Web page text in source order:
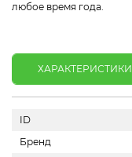
любое время года.
ХАРАКТЕРИСТИКИ
ID
Бренд